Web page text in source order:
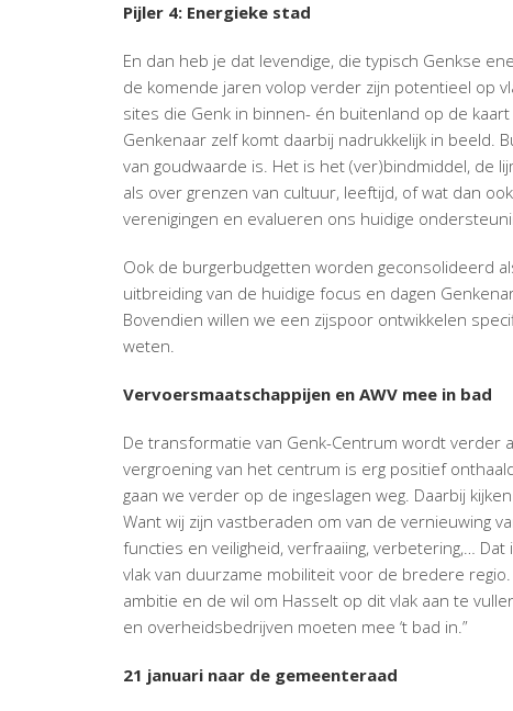
Pijler 4: Energieke stad
En dan heb je dat levendige, die typisch Genkse
de komende jaren volop verder zijn potentieel op
sites die Genk in binnen- én buitenland op de
Genkenaar zelf komt daarbij nadrukkelijk in beeld.
van goudwaarde is. Het is het (ver)bindmiddel, de
als over grenzen van cultuur, leeftijd, of wat dan
verenigingen en evalueren ons huidige
Ook de burgerbudgetten worden geconsolideerd
uitbreiding van de huidige focus en dagen
Bovendien willen we een zijspoor ontwikkelen
weten.
Vervoersmaatschappijen en AWV mee in bad
De transformatie van Genk-Centrum wordt verder
vergroening van het centrum is erg positief
gaan we verder op de ingeslagen weg. Daarbij
Want wij zijn vastberaden om van de vernieuwing
functies en veiligheid, verfraaiing, verbetering,…
vlak van duurzame mobiliteit voor de bredere
ambitie en de wil om Hasselt op dit vlak aan te
en overheidsbedrijven moeten mee ‘t bad in.”
21 januari naar de gemeenteraad